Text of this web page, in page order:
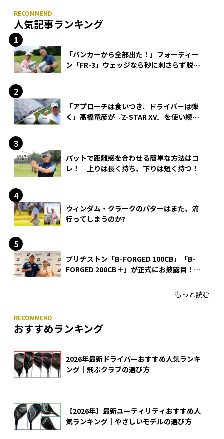
人気記事ランキング
「バンカーから全部出た！」フォーティー
ン「FR-3」ウェッジなら砂に刺さらず脱出
「アプローチは食いつき、ドライバーは弾
く」髙橋竜彦が『Z-STAR XV』を使い続け
パットで距離感を合わせる簡単な方法はコ
レ！ 上りは長く持ち、下りは短く持つ！
ウィンダム・クラークのパターはまた、流
行ってしまうのか?
ブリヂストン「B-FORGED 100CB」「B-
FORGED 200CB＋」が正式にお披露目！
もっと読む
おすすめランキング
2026年最新ドライバーおすすめ人気ランキ
ング｜飛ぶクラブの選び方
【2026年】最新ユーティリティおすすめ人
気ランキング｜やさしいモデルの選び方